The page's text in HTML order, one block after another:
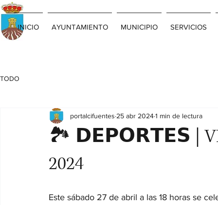
INICIO AYUNTAMIENTO MUNICIPIO SERVICIOS
TODO
🏞️ 𝗗𝗘𝗣𝗢𝗥𝗧𝗘𝗦 | VI
2024
portalcifuentes 25 abr 20241 min de lectura
Este sábado 27 de abril a las 18 horas se